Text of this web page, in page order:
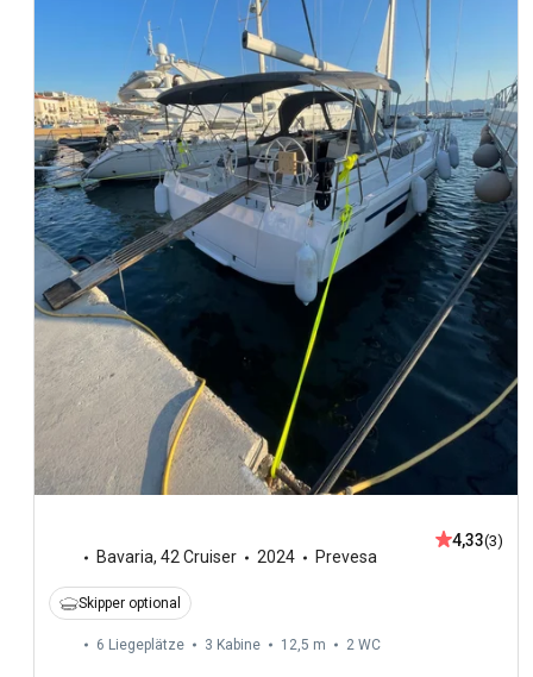
Bavaria, 42 Cruiser 2024 Prevesa
4,33(3)
Skipper optional
6 Liegeplätze 3 Kabine 12,5 m 2 WC